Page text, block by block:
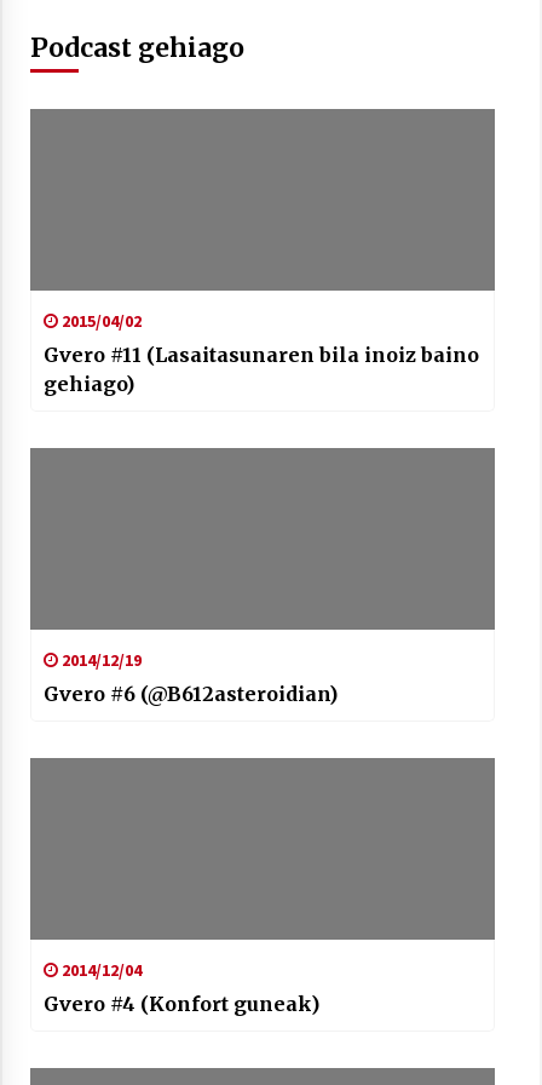
Podcast gehiago
2015/04/02
Gvero #11 (Lasaitasunaren bila inoiz baino
gehiago)
2014/12/19
Gvero #6 (@B612asteroidian)
2014/12/04
Gvero #4 (Konfort guneak)